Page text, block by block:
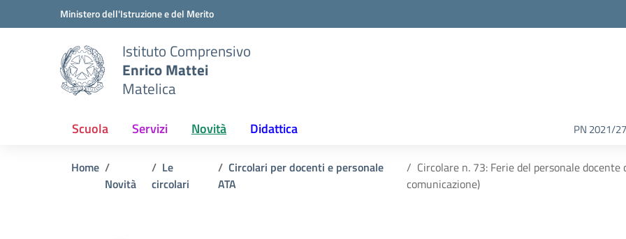
Vai ai contenuti
Vai al menu di navigazioneMinistero dell'Istruzione e del Merito
Istituto Comprensivo
Enrico Mattei
Matelica
Scuola Servizi Novità Didattica PN 2021/27
Home
Novità
Le
circolari
Circolari per docenti e personale
ATA
Circolare n. 73: Ferie del personale
comunicazione)